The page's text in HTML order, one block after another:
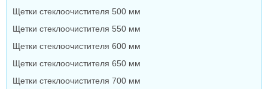
Щетки стеклоочистителя 500 мм
Щетки стеклоочистителя 550 мм
Щетки стеклоочистителя 600 мм
Щетки стеклоочистителя 650 мм
Щетки стеклоочистителя 700 мм